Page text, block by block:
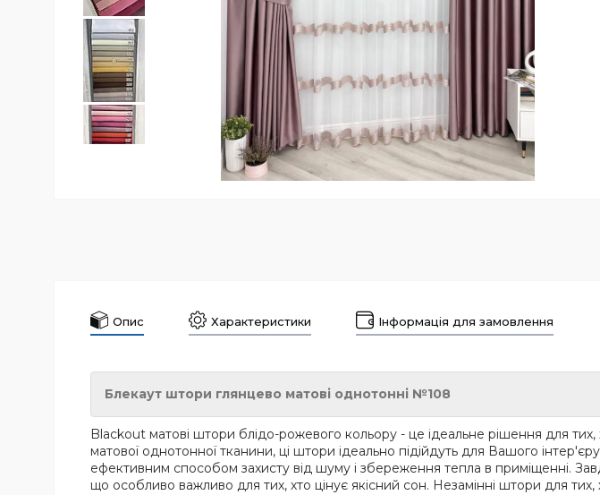
Опис Характеристики Інформація для замовлення
Блекаут штори глянцево матові однотонні №108
Blackout матові штори блідо-рожевого кольору - це ідеальне рішення для тих,
матової однотонної тканини, ці штори ідеально підійдуть для Вашого
ефективним способом захисту від шуму і збереження тепла в приміщенні.
що особливо важливо для тих, хто цінує якісний сон. Незамінні штори для